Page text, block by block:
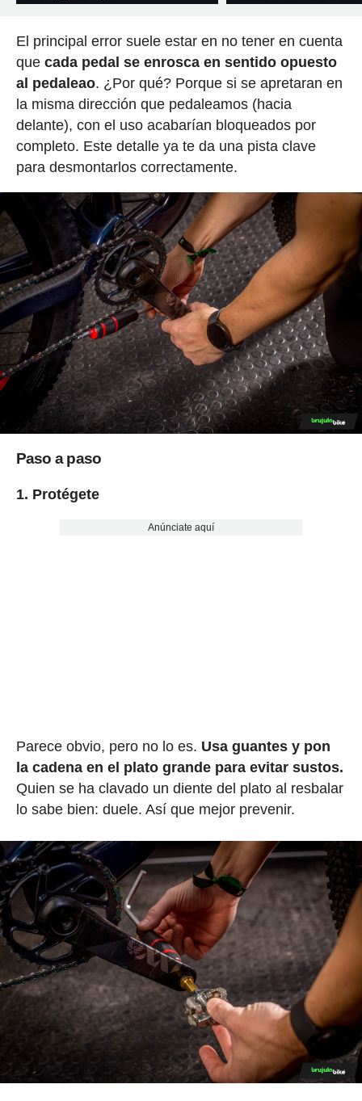
El principal error suele estar en no tener en cuenta
que cada pedal se enrosca en sentido opuesto
al pedaleao. ¿Por qué? Porque si se apretaran en
la misma dirección que pedaleamos (hacia
delante), con el uso acabarían bloqueados por
completo. Este detalle ya te da una pista clave
para desmontarlos correctamente.
Paso a paso
1. Protégete
Anúnciate aquí
Parece obvio, pero no lo es. Usa guantes y pon
la cadena en el plato grande para evitar sustos.
Quien se ha clavado un diente del plato al resbalar
lo sabe bien: duele. Así que mejor prevenir.